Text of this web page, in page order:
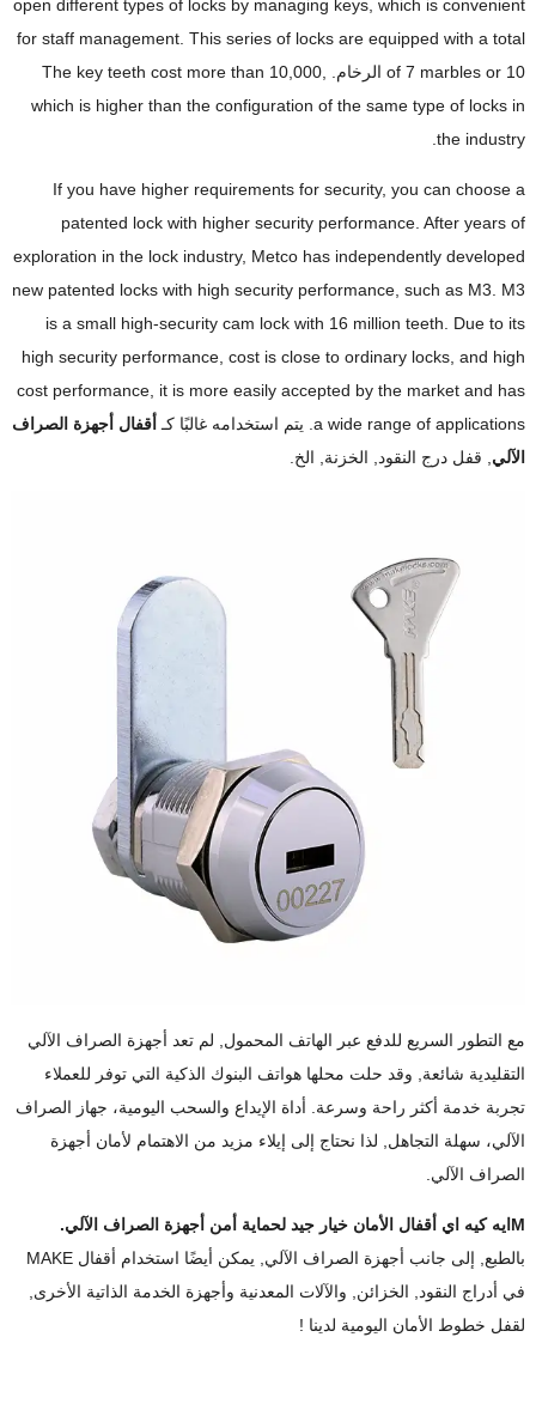
open different types of locks by managing keys ,which is convenient
for staff management .This series of locks are equipped with a total
of 7 marbles or 10 الرخام. The key teeth cost more than 10,000,
which is higher than the configuration of the same type of locks in
the industry
.
If you have higher requirements for security,you can choose a
patented lock with higher security performance .After years of
exploration in the lock industry, Metco has independently developed
new patented locks with high security performance ,such as M3
M3
is a small high-security cam lock with 16 million teeth
Due to its
high security performance ,cost is close to ordinary locks ,and high
cost performance it is more easily accepted by the market and has
a wide range of applications. يتم استخدامه غالبًا كـ أقفال أجهزة الصراف
الآلي , قفل درج النقود, الخزنة, الخ.
مع التطور السريع للدفع عبر الهاتف المحمول, لم تعد أجهزة الصراف الآلي
التقليدية شائعة, وقد حلت محلها هواتف البنوك الذكية التي توفر للعملاء
تجربة خدمة أكثر راحة وسرعة. أداة الإيداع والسحب اليومية، جهاز الصراف
الآلي، سهلة التجاهل, لذا نحتاج إلى إيلاء مزيد من الاهتمام لأمان أجهزة
الصراف الآلي.
M ايه كيه اي أقفال الأمان خيار جيد لحماية أمن أجهزة الصراف الآلي.
بالطبع, إلى جانب أجهزة الصراف الآلي, يمكن أيضًا استخدام أقفال MAKE
في أدراج النقود, الخزائن, والآلات المعدنية وأجهزة الخدمة الذاتية الأخرى,
لقفل خطوط الأمان اليومية لدينا !